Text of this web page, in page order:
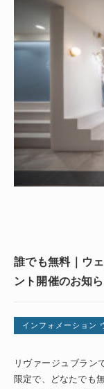
誰でも無料｜ウ
ント開催のお知
インフォメーション
リヴァージュブラン
限定で、どなたでも